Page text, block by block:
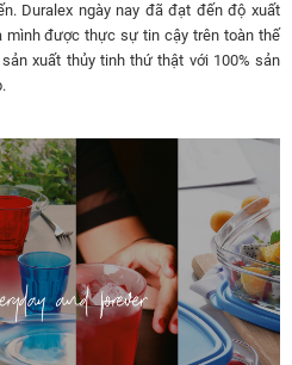
Duralex ngày nay đã đạt đến độ xuất
mình được thực sự tin cậy trên toàn thế
xuất thủy tinh thứ thật với 100% sản